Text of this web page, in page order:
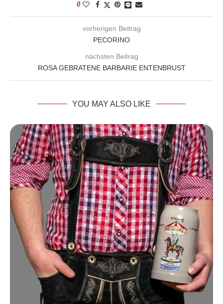
0
vorherigen Beitrag
PECORINO
nächsten Beitrag
ROSA GEBRATENE BARBARIE ENTENBRUST
YOU MAY ALSO LIKE